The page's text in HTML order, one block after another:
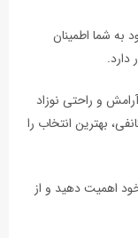
به شما اطمینان
دارد.
و راحتی نوزاد
بهترین انتخاب را
اهمیت دهید و از